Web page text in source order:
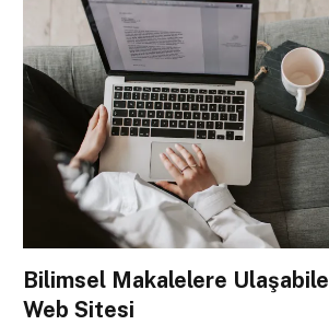
Bilimsel Makalelere
Web Sitesi